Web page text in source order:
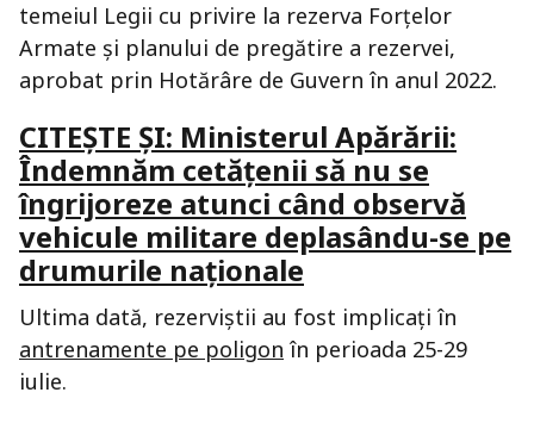
temeiul Legii cu privire la rezerva Forțelor
Armate și planului de pregătire a rezervei,
aprobat prin Hotărâre de Guvern în anul 2022.
CITEȘTE ȘI: Ministerul Apărării:
Îndemnăm cetățenii să nu se
îngrijoreze atunci când observă
vehicule militare deplasându-se pe
drumurile naționale
Ultima dată, rezerviștii au fost implicați în
antrenamente pe poligon în perioada 25-29
iulie.